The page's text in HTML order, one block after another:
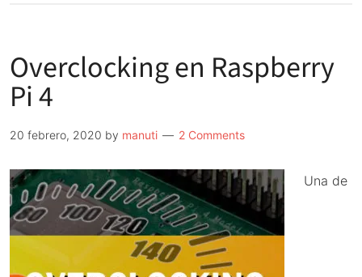
High
12
para
Raspberry
Pi
Overclocking en Raspberry
Pi 4
20 febrero, 2020 by manuti 2 Comments
Una de